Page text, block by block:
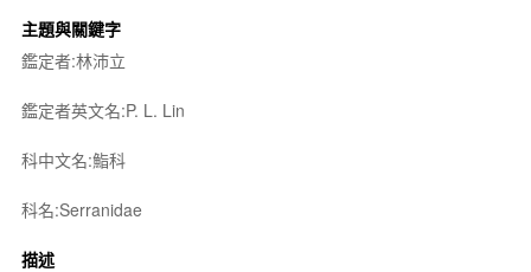
主題與關鍵字
鑑定者:林沛立
鑑定者英文名:P. L. Lin
科中文名:鮨科
科名:Serranidae
描述